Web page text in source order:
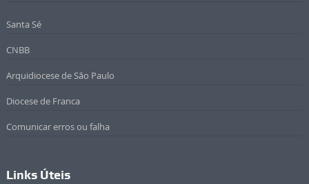
Santa Sé
CNBB
Arquidiocese de São Paulo
Diocese de Franca
Comunicar erros ou falha
Links Úteis